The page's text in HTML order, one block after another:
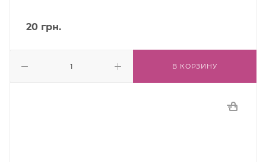
20 грн.
В КОРЗИНУ